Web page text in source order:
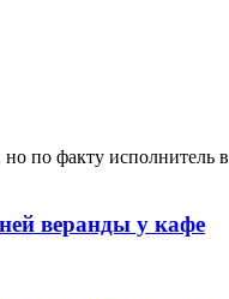
по факту
веранды у кафе